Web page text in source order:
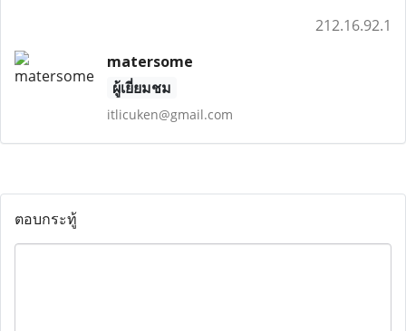
212.16.92.1
matersome
ผู้เยี่ยมชม
itlicuken@gmail.com
ตอบกระทู้